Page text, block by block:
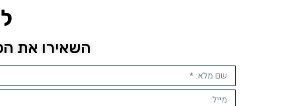
השאירו את